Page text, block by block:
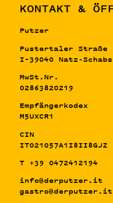
KONTAKT &
Putzer
Pustertaler Straße
I–39040 Natz-
MwSt.Nr.
02863820219
Empfängerkodex
M5UXCR1
CIN
IT021057A1I8II8GJZ
T +39 0472412194
info@derputzer.it
gastro@derputzer.it